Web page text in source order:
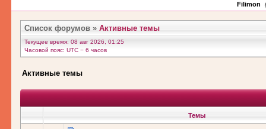
Filimon
Список форумов » Активные темы
Текущее время: 08 авг 2026, 01:25
Часовой пояс: UTC − 6 часов
Активные темы
Темы